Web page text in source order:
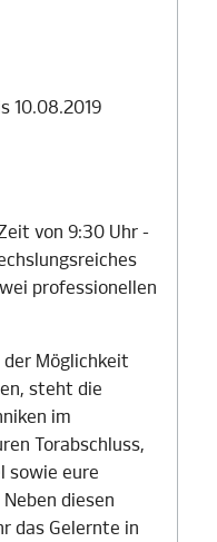
10.08.2019
von 9:30 Uhr -
professionellen
Möglichkeit
steht die
im
Torabschluss,
sowie eure
diesen
das Gelernte in